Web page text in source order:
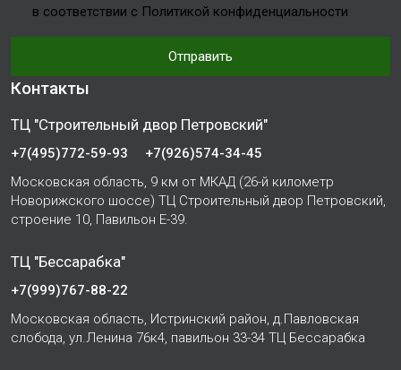
в соответствии с Политикой конфиденциальности
Отправить
Контакты
ТЦ "Строительный двор Петровский"
+7(495)772-59-93
+7(926)574-34-45
Московская область, 9 км от МКАД (26-й километр
Новорижского шоссе) ТЦ Строительный двор Петровский,
строение 10, Павильон Е-39.
ТЦ "Бессарабка"
+7(999)767-88-22
Московская область, Истринский район, д.Павловская
слобода, ул.Ленина 76к4, павильон 33-34 ТЦ Бессарабка